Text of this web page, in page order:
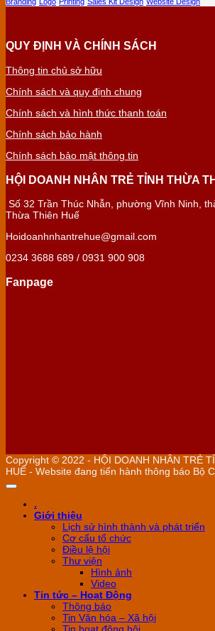
QUY ĐỊNH VÀ CHÍNH SÁCH
Thông tin chủ sở hữu
Chính sách và quy định chung
Chính sách và hình thức thanh toán
Chính sách bảo hành
Chính sách bảo mật thông tin
HỘI DOANH NHÂN TRẺ TỈNH THỪA
Số 32 Trần Thúc Nhẫn, phường Vĩnh Ninh,
Thừa Thiên Huế
Hoidoanhnhantrehue@gmail.com
0234 3688 689 / 0931 900 908
Fanpage
Copyright © 2022 - HỘI DOANH NHÂN TRẺ
HUẾ - Website đang tiến hành thông báo Bộ
.
Giới thiệu
Lịch sử hình thành và phát triển
Cơ cấu tổ chức
Điều lệ hội
Thư viện
Hình ảnh
Video
Tin tức – Hoạt Động
Thông báo
Tin Văn hóa – Xã hội